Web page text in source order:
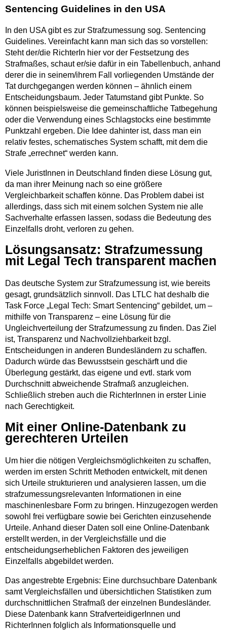
Sentencing Guidelines in den USA
In den USA gibt es zur Strafzumessung sog. Sentencing
Guidelines. Vereinfacht kann man sich das so vorstellen:
Steht der/die RichterIn hier vor der Festsetzung des
Strafmaßes, schaut er/sie dafür in ein Tabellenbuch, anhand
derer die in seinem/ihrem Fall vorliegenden Umstände der
Tat durchgegangen werden können – ähnlich einem
Entscheidungsbaum. Jeder Tatumstand gibt Punkte. So
können beispielsweise die gemeinschaftliche Tatbegehung
oder die Verwendung eines Schlagstocks eine bestimmte
Punktzahl ergeben. Die Idee dahinter ist, dass man ein
relativ festes, schematisches System schafft, mit dem die
Strafe „errechnet“ werden kann.
Viele JuristInnen in Deutschland finden diese Lösung gut,
da man ihrer Meinung nach so eine größere
Vergleichbarkeit schaffen könne. Das Problem dabei ist
allerdings, dass sich mit einem solchen System nie alle
Sachverhalte erfassen lassen, sodass die Bedeutung des
Einzelfalls droht, verloren zu gehen.
Lösungsansatz: Strafzumessung
mit Legal Tech transparent machen
Das deutsche System zur Strafzumessung ist, wie bereits
gesagt, grundsätzlich sinnvoll. Das LTLC hat deshalb die
Task Force „Legal Tech: Smart Sentencing“ gebildet, um –
mithilfe von Transparenz – eine Lösung für die
Ungleichverteilung der Strafzumessung zu finden. Das Ziel
ist, Transparenz und Nachvollziehbarkeit bzgl.
Entscheidungen in anderen Bundesländern zu schaffen.
Dadurch würde das Bewusstsein geschärft und die
Überlegung gestärkt, das eigene und evtl. stark vom
Durchschnitt abweichende Strafmaß anzugleichen.
Schließlich streben auch die RichterInnen in erster Linie
nach Gerechtigkeit.
Mit einer Online-Datenbank zu
gerechteren Urteilen
Um hier die nötigen Vergleichsmöglichkeiten zu schaffen,
werden im ersten Schritt Methoden entwickelt, mit denen
sich Urteile strukturieren und analysieren lassen, um die
strafzumessungsrelevanten Informationen in eine
maschinenlesbare Form zu bringen. Hinzugezogen werden
sowohl frei verfügbare sowie bei Gerichten einzusehende
Urteile. Anhand dieser Daten soll eine Online-Datenbank
erstellt werden, in der Vergleichsfälle und die
entscheidungserheblichen Faktoren des jeweiligen
Einzelfalls abgebildet werden.
Das angestrebte Ergebnis: Eine durchsuchbare Datenbank
samt Vergleichsfällen und übersichtlichen Statistiken zum
durchschnittlichen Strafmaß der einzelnen Bundesländer.
Diese Datenbank kann StrafverteidigerInnen und
RichterInnen folglich als Informationsquelle und